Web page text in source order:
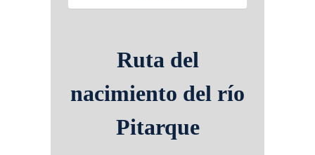
Ruta del
nacimiento del río
Pitarque